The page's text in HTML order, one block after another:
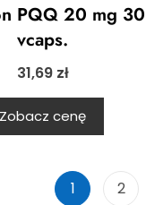
PQQ 20 mg 30
vcaps.
31,69 zł
Zobacz cenę
1 2